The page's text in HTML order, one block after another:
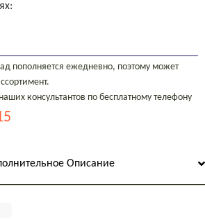
ежедневно, поэтому может
консультантов по бесплатному телефону
Описание